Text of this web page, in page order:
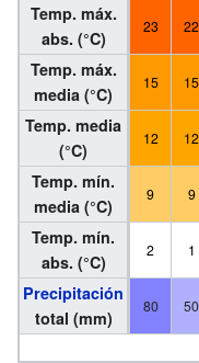
Temp. máx.
abs. (°C)
23 22
Temp. máx.
media (°C)
15 15
Temp. media
(°C)
12 12
Temp. mín.
media (°C)
9 9
Temp. mín.
abs. (°C)
2 1
Precipitación
total (mm)
80 50